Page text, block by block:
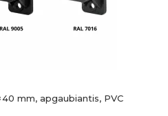
mm, apgaubiantis, PVC